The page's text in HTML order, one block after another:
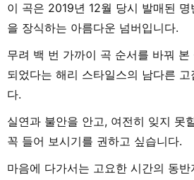
이 곡은 2019년 12월 당시 발매된 명
을 장식하는 아름다운 넘버입니다.
무려 백 번 가까이 곡 순서를 바꿔 본
되었다는 해리 스타일스의 남다른
다.
실연과 불안을 안고, 여전히 잊지 못
꼭 들어 보시기를 권하고 싶습니다.
마음에 다가서는 고요한 시간의 동